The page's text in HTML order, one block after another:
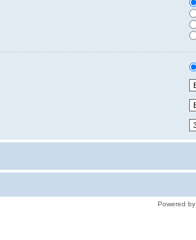
Powered by